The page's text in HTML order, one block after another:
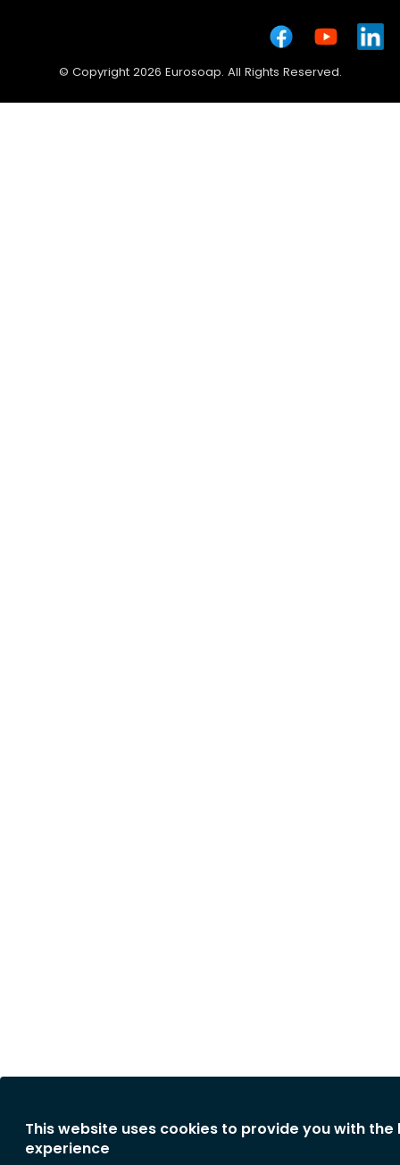
© Copyright 2026 Eurosoap. All Rights Reserved.
This website uses cookies to provide you with the
experience